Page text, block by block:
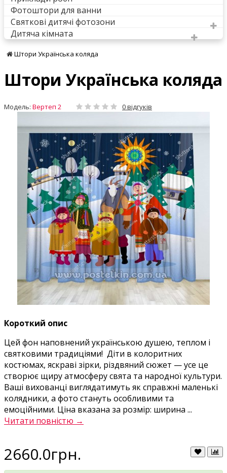
Фотоштори для ванни
Святкові дитячі фотозони
Дитяча кімната
Штори Українська коляда
Штори Українська коляда
Модель: Вертеп 2 0 відгуків
Короткий опис
Цей фон наповнений українською душею, теплом і
святковими традиціями! Діти в колоритних
костюмах, яскраві зірки, різдвяний сюжет — усе це
створює щиру атмосферу свята та народної культури.
Ваші вихованці виглядатимуть як справжні маленькі
колядники, а фото стануть особливими та
емоційними. Ціна вказана за розмір: ширина ...
Читати повністю →
2660.0грн.